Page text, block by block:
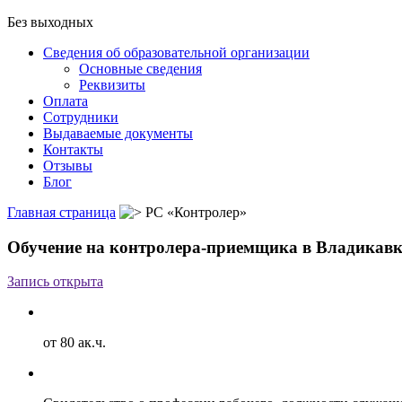
Без выходных
Сведения об образовательной организации
Основные сведения
Реквизиты
Оплата
Сотрудники
Выдаваемые документы
Контакты
Отзывы
Блог
Главная страница
РС «Контролер»
Обучение на контролера-приемщика в
Запись открыта
от 80 ак.ч.